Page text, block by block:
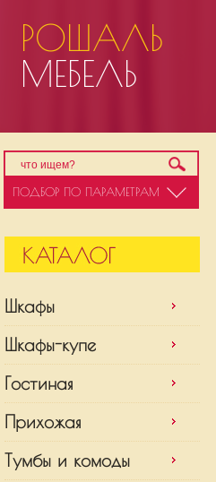
РОШАЛЬ
МЕБЕЛЬ
ПОДБОР ПО ПАРАМЕТРАМ
Шкафы
Шкафы-купе
Гостиная
Прихожая
Тумбы и комоды